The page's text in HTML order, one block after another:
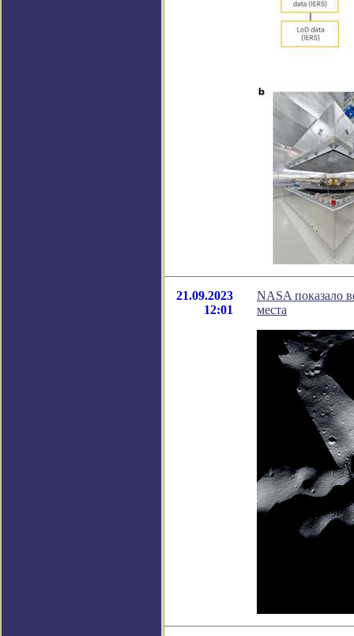
21.09.2023
12:01
NASA показало
места